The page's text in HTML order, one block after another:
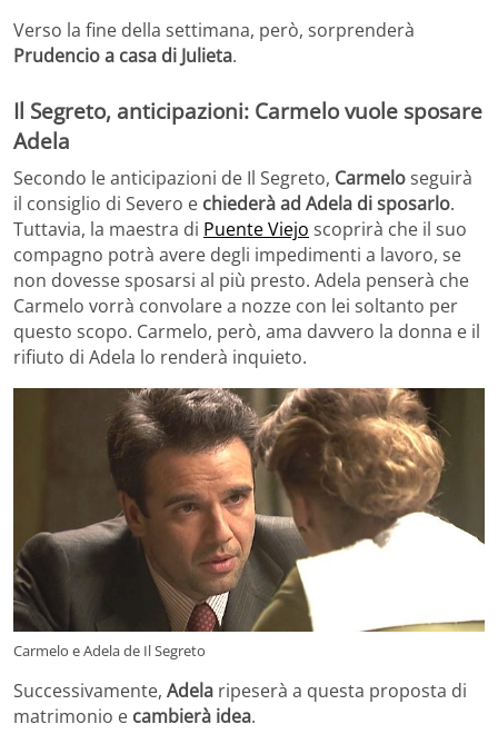
Verso la fine della settimana, però, sorprenderà
Prudencio a casa di Julieta.
Il Segreto, anticipazioni: Carmelo vuole sposare
Adela
Secondo le anticipazioni de Il Segreto, Carmeloseguirà
il consiglio di Severo e chiederà ad Adela di sposarlo.
Tuttavia, la maestra di Puente Viejo scoprirà che il suo
compagno potrà avere degli impedimenti a lavoro, se
non dovesse sposarsi al più presto. Adela penserà che
Carmelo vorrà convolare a nozze con lei soltanto per
questo scopo. Carmelo, però, ama davvero la donna e il
rifiuto di Adela lo renderà inquieto.
Carmelo e Adela de Il Segreto
Successivamente, Adela ripeserà a questa proposta di
matrimonio e cambierà idea.